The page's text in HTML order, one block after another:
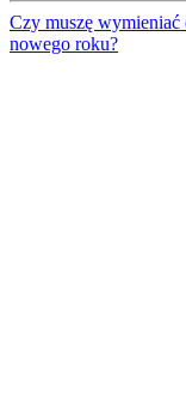
Czy muszę wymieniać
nowego roku?